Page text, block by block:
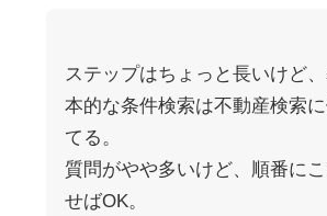
ステップはちょっと長いけど
本的な条件検索は不動産検索
てる。
質問がやや多いけど、順番に
せばOK。